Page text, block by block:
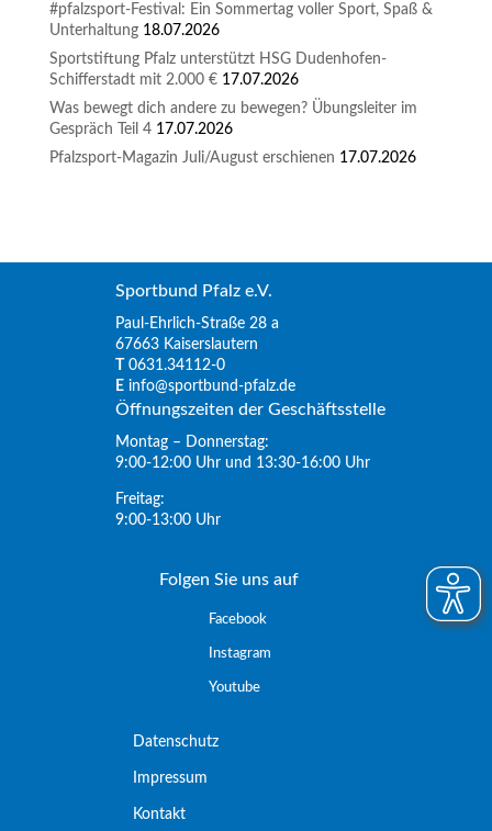
#pfalzsport-Festival: Ein Sommertag voller Sport, Spaß &
Unterhaltung 18.07.2026
Sportstiftung Pfalz unterstützt HSG Dudenhofen-
Schifferstadt mit 2.000 € 17.07.2026
Was bewegt dich andere zu bewegen? Übungsleiter im
Gespräch Teil 4 17.07.2026
Pfalzsport-Magazin Juli/August erschienen 17.07.2026
Sportbund Pfalz e.V.
Paul-Ehrlich-Straße 28 a
67663 Kaiserslautern
0631.34112-0
E info@sportbund-pfalz.de
Öffnungszeiten der Geschäftsstelle
Montag – Donnerstag:
9:00-12:00 Uhr und 13:30-16:00 Uhr
Freitag:
9:00-13:00 Uhr
Folgen Sie uns auf
Facebook
Instagram
Youtube
Datenschutz
Impressum
Kontakt